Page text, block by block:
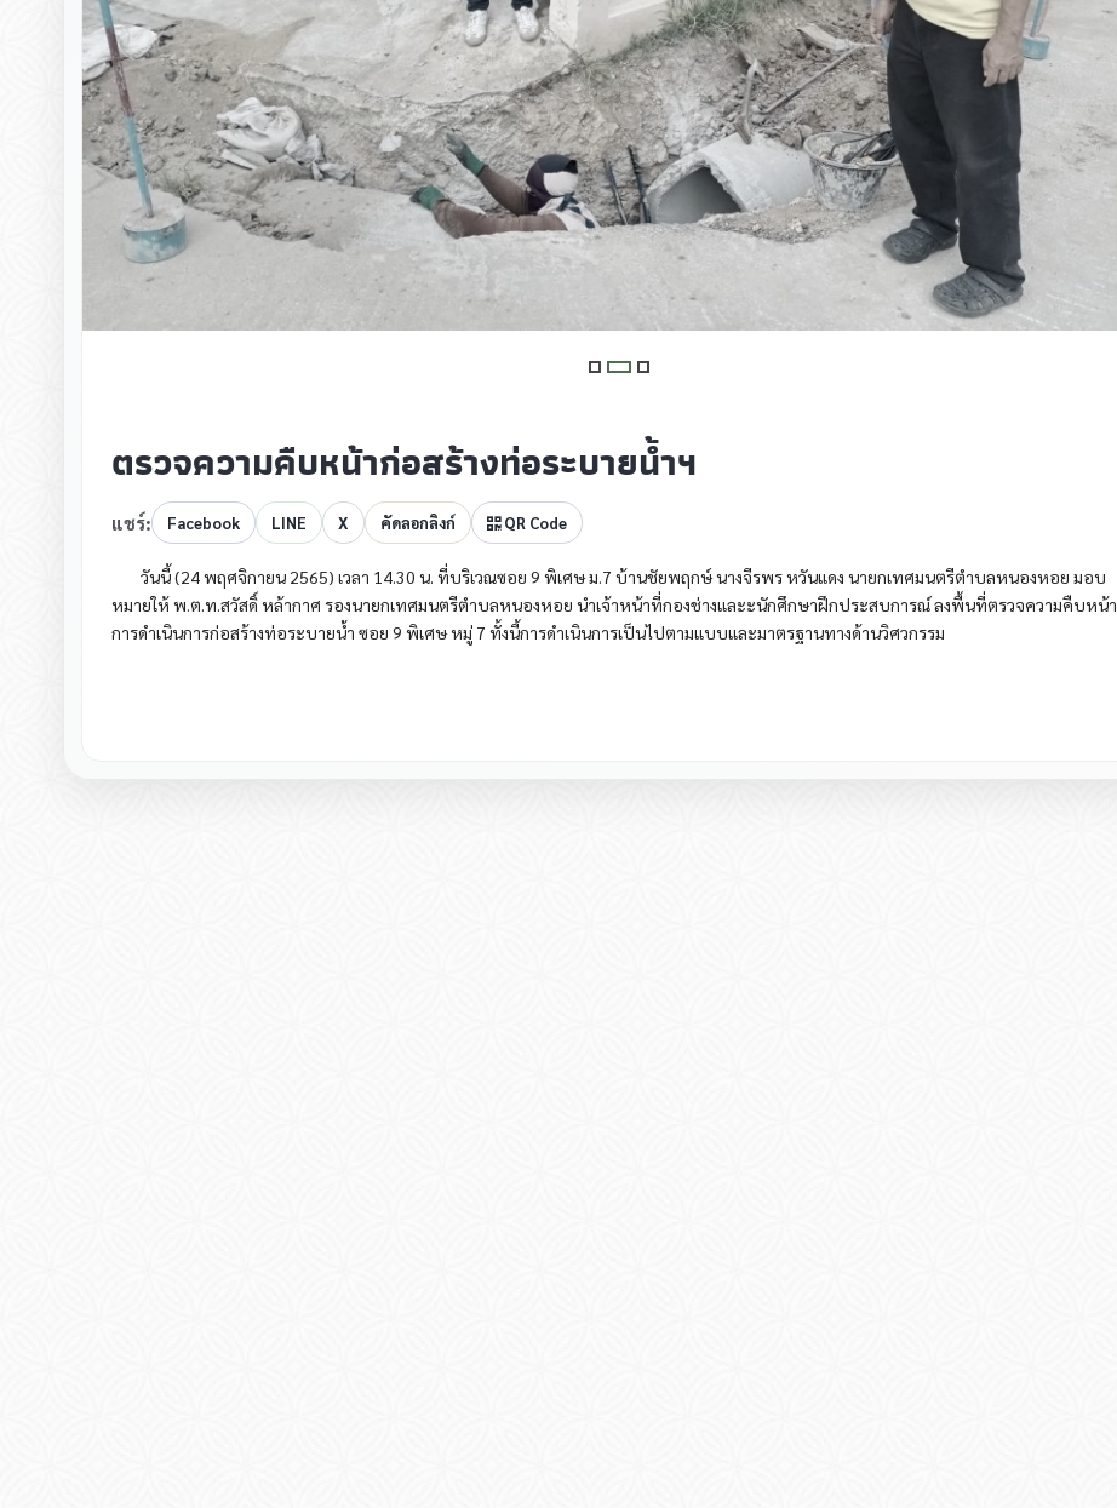
ตรวจความคืบหน้าก่อสร้างท่อระบายน้ำฯ
แชร์: Facebook LINE X คัดลอกลิงก์ QR Code
วันนี้ (24 พฤศจิกายน 2565) เวลา 14.30 น. ที่บริเวณซอย 9 พิเศษ ม.7 บ้านชัยพฤกษ์ นางจีรพร หวันแดง นายกเทศมนตรีตำบลหนองหอย มอบ
หมายให้ พ.ต.ท.สวัสดิ์ หล้ากาศ รองนายกเทศมนตรีตำบลหนองหอย นำเจ้าหน้าที่กองช่างและะนักศึกษาฝึกประสบการณ์ ลงพื้นที่ตรวจความคืบหน้า
การดำเนินการก่อสร้างท่อระบายน้ำ ซอย 9 พิเศษ หมู่ 7 ทั้งนี้การดำเนินการเป็นไปตามแบบและมาตรฐานทางด้านวิศวกรรม